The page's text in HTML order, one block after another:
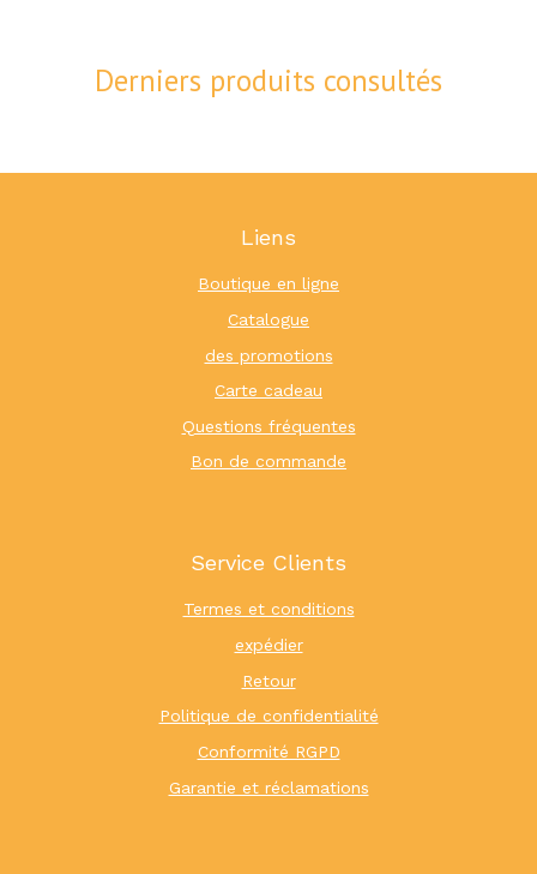
Derniers produits consultés
Liens
Boutique en ligne
Catalogue
des promotions
Carte cadeau
Questions fréquentes
Bon de commande
Service Clients
Termes et conditions
expédier
Retour
Politique de confidentialité
Conformité RGPD
Garantie et réclamations